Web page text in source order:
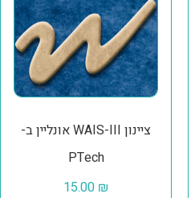
ציינון WAIS-III אונליין ב-
PTech
15.00 ₪